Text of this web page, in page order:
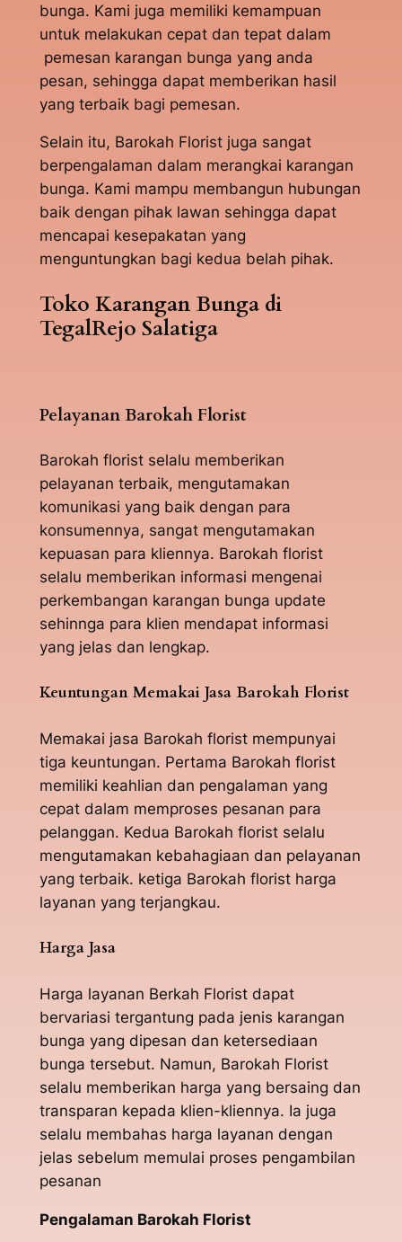
bunga. Kami juga memiliki kemampuan
untuk melakukan cepat dan tepat dalam
pemesan karangan bunga yang anda
pesan, sehingga dapat memberikan hasil
yang terbaik bagi pemesan.
Selain itu, Barokah Florist juga sangat
berpengalaman dalam merangkai karangan
bunga. Kami mampu membangun hubungan
baik dengan pihak lawan sehingga dapat
mencapai kesepakatan yang
menguntungkan bagi kedua belah pihak.
Toko Karangan Bunga di
TegalRejo Salatiga
Pelayanan Barokah Florist
Barokah florist selalu memberikan
pelayanan terbaik, mengutamakan
komunikasi yang baik dengan para
konsumennya, sangat mengutamakan
kepuasan para kliennya. Barokah florist
selalu memberikan informasi mengenai
perkembangan karangan bunga update
sehinnga para klien mendapat informasi
yang jelas dan lengkap.
Keuntungan Memakai Jasa Barokah Florist
Memakai jasa Barokah florist mempunyai
tiga keuntungan. Pertama Barokah florist
memiliki keahlian dan pengalaman yang
cepat dalam memproses pesanan para
pelanggan. Kedua Barokah florist selalu
mengutamakan kebahagiaan dan pelayanan
yang terbaik. ketiga Barokah florist harga
layanan yang terjangkau.
Harga Jasa
Harga layanan Berkah Florist dapat
bervariasi tergantung pada jenis karangan
bunga yang dipesan dan ketersediaan
bunga tersebut. Namun, Barokah Florist
selalu memberikan harga yang bersaing dan
transparan kepada klien-kliennya. Ia juga
selalu membahas harga layanan dengan
jelas sebelum memulai proses pengambilan
pesanan
Pengalaman Barokah Florist